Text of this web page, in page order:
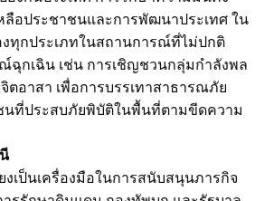
ลือประชาชนและการพัฒนาประเทศ ใน
งทุกประเภทในสถานการณ์ที่ไม่ปกติ
ฉุกเฉิน เช่น การเชิญชวนกลุ่มกำลังพล
อาสา เพื่อการบรรเทาสาธารณภัย
นที่ประสบภัยพิบัติในพื้นที่ตามขีดความ
งเป็นเครื่องมือในการสนับสนุนภารกิจ